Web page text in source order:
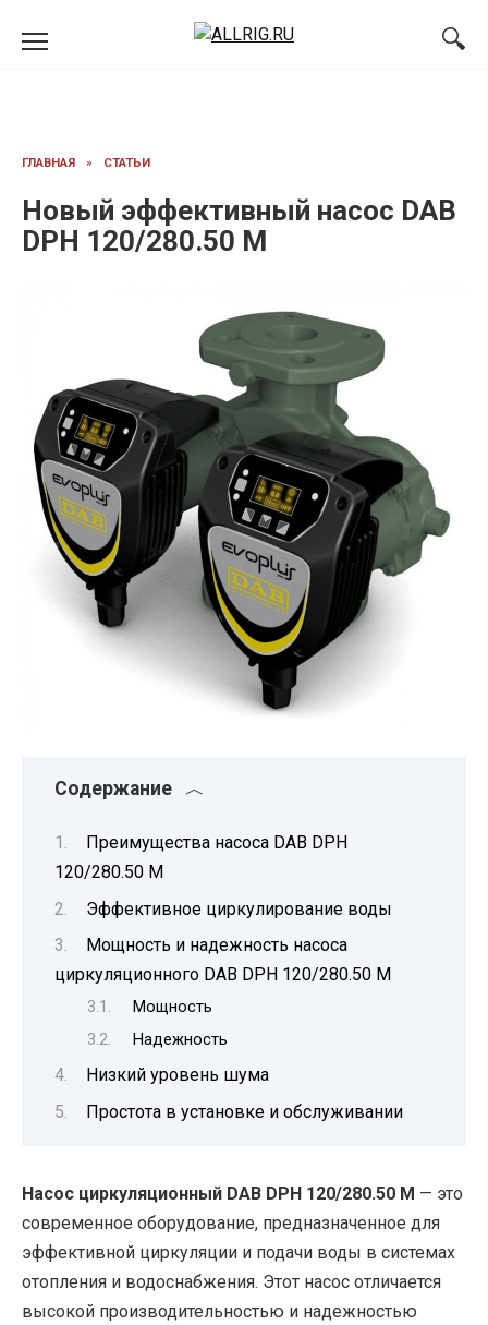
ГЛАВНАЯ » СТАТЬИ
Новый эффективный насос DAB
DPH 120/280.50 M
Содержание
Преимущества насоса DAB DPH
120/280.50 M
Эффективное циркулирование воды
Мощность и надежность насоса
циркуляционного DAB DPH 120/280.50 M
Мощность
Надежность
Низкий уровень шума
Простота в установке и обслуживании
Насос циркуляционный DAB DPH 120/280.50 M — это
современное оборудование, предназначенное для
эффективной циркуляции и подачи воды в системах
отопления и водоснабжения. Этот насос отличается
высокой производительностью и надежностью